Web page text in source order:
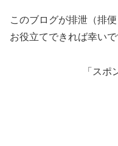
このブログが排泄（排
お役立てできれば幸いで
「スポ